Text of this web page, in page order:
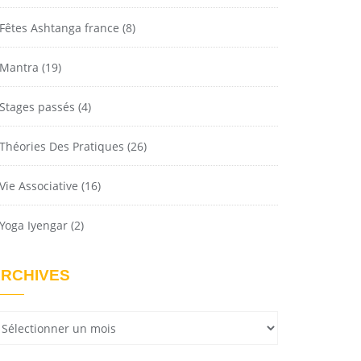
Fêtes Ashtanga france (8)
Mantra (19)
Stages passés (4)
Théories Des Pratiques (26)
Vie Associative (16)
Yoga Iyengar (2)